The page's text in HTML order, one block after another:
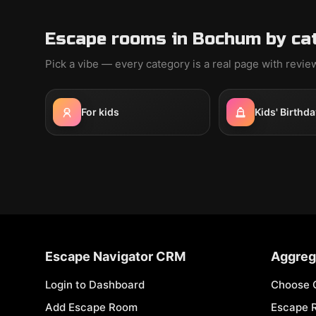
Escape rooms in Bochum by
Pick a vibe — every category is a real page with
For kids Kids'
Escape Navigator CRM
Login to Dashboard
Add Escape Room
Choose
Escape